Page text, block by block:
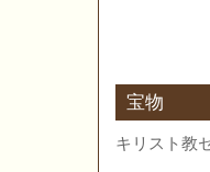
宝物
キリスト教